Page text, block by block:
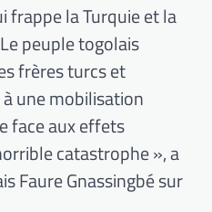
frappe la Turquie et la
peuple togolais
frères turcs et
une mobilisation
face aux effets
catastrophe », a
Faure Gnassingbé sur